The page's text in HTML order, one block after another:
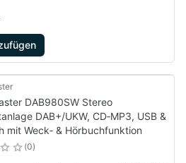
DAB980SW Stereo
DAB+/UKW, CD‑MP3, USB &
mit Weck‑ & Hörbuchfunktion
0